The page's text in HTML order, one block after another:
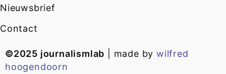
Nieuwsbrief
Contact
©2025 journalismlab | made bywilfred
hoogendoorn